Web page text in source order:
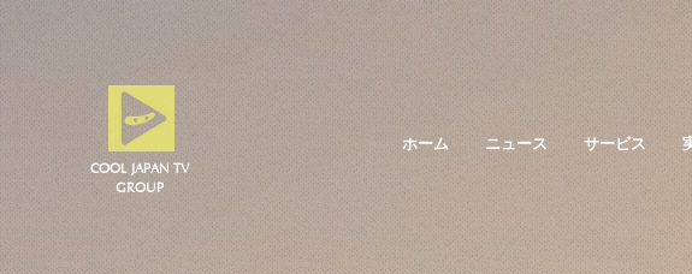
COOL JAPAN TV
​GROUP
ホーム ニュース サービス